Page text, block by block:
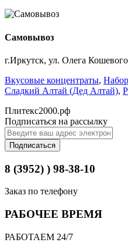
Самовывоз
г.Иркутск, ул. Олега
Вкусовые концентраты,
Сладкий Алтай (Дед Алтай),
Плитекс2000.рф
Подписаться на рассылку
Подписаться
8 (3952) ) 98-38-10
Заказ по телефону
РАБОЧЕЕ ВРЕМЯ
РАБОТАЕМ 24/7